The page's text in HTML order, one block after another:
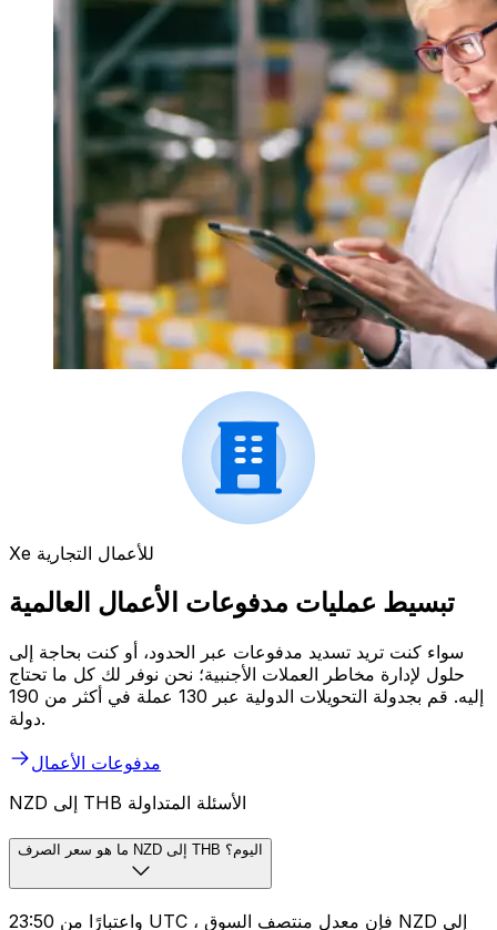
Xe للأعمال التجارية
تبسيط عمليات مدفوعات الأعمال العالمية
سواء كنت تريد تسديد مدفوعات عبر الحدود، أو كنت بحاجة إلى
حلول لإدارة مخاطر العملات الأجنبية؛ نحن نوفر لك كل ما تحتاج
إليه. قم بجدولة التحويلات الدولية عبر 130 عملة في أكثر من 190
دولة.
مدفوعات الأعمال
NZD إلى THB الأسئلة المتداولة
ما هو سعر الصرف NZD إلى THB اليوم؟
واعتبارًا من 23:50 UTC ، فإن معدل منتصف السوق NZD إلى